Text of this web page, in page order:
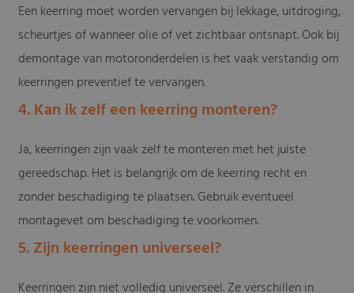
Een keerring moet worden vervangen bij lekkage, uitdroging,
scheurtjes of wanneer olie of vet zichtbaar ontsnapt. Ook bij
demontage van motoronderdelen is het vaak verstandig om
keerringen preventief te vervangen.
4. Kan ik zelf een keerring monteren?
Ja, keerringen zijn vaak zelf te monteren met het juiste
gereedschap. Het is belangrijk om de keerring recht en
zonder beschadiging te plaatsen. Gebruik eventueel
montagevet om beschadiging te voorkomen.
5. Zijn keerringen universeel?
Keerringen zijn niet volledig universeel. Ze verschillen in